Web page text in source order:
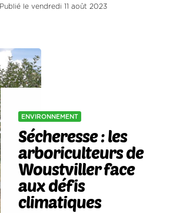
Publié le vendredi 11 août 2023
ENVIRONNEMENT
Sécheresse : les
arboriculteurs de
Woustviller face
aux défis
climatiques